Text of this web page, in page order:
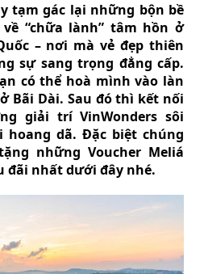
tạm gác lại những bộn bề
“chữa lành” tâm hồn ở
– nơi mà vẻ đẹp thiên
sự sang trọng đẳng cấp.
có thể hoà mình vào làn
Bãi Dài. Sau đó thì kết nối
giải trí VinWonders sôi
hoang dã. Đặc biệt chúng
những Voucher Meliá
đãi nhất dưới đây nhé.